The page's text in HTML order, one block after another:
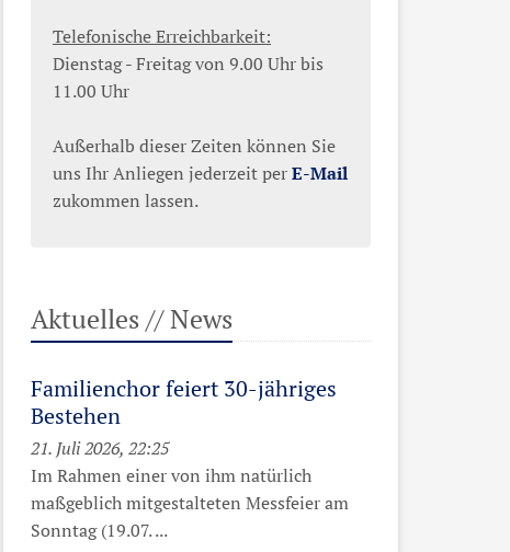
Telefonische Erreichbarkeit:
Dienstag - Freitag von 9.00 Uhr bis
11.00 Uhr
Außerhalb dieser Zeiten können Sie
uns Ihr Anliegen jederzeit perE-Mail
zukommen lassen.
Aktuelles // News
Familienchor feiert 30-jähriges
Bestehen
21. Juli 2026, 22:25
Im Rahmen einer von ihm natürlich
maßgeblich mitgestalteten Messfeier am
Sonntag (19.07. ...